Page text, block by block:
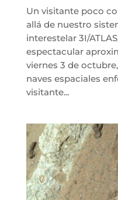
Un visitante poco
allá de nuestro
interestelar 3I/
espectacular
viernes 3 de
naves espaciales
visitante...